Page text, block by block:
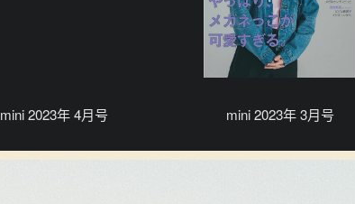
mini 2023年 4月号 mini 2023年 3月号